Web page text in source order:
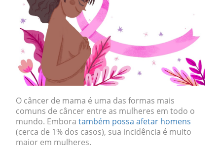
O câncer de mama é uma das formas mais
comuns de câncer entre as mulheres em todo o
mundo. Embora também possa afetar homens
(cerca de 1% dos casos), sua incidência é muito
maior em mulheres.